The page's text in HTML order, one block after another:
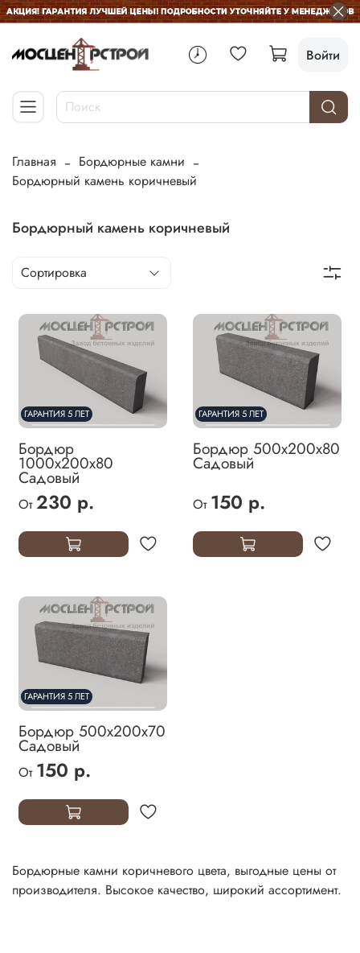
Войти
Главная
Бордюрные камни
Бордюрный камень коричневый
Бордюрный камень коричневый
ГАРАНТИЯ 5 ЛЕТ
Бордюр
1000х200х80
Садовый
От 230 р.
ГАРАНТИЯ 5 ЛЕТ
Бордюр 500х200х80
Садовый
От 150 р.
ГАРАНТИЯ 5 ЛЕТ
Бордюр 500х200х70
Садовый
От 150 р.
Бордюрные камни коричневого цвета, выгодные цены от
производителя. Высокое качество, широкий ассортимент.